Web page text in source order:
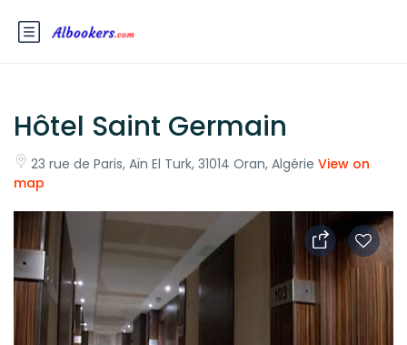
Hôtel Saint Germain
23 rue de Paris, Aïn El Turk, 31014 Oran, Algérie View on
map